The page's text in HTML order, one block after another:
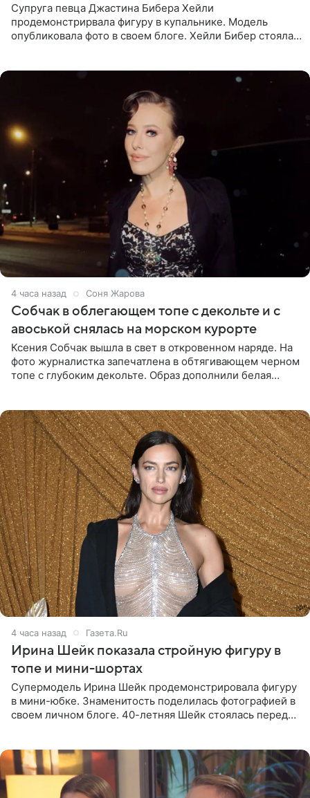
Супруга певца Джастина Бибера Хейли
продемонстрирвала фигуру в купальнике. Модель
опубликовала фото в своем блоге. Хейли Бибер стояла
4 часа назад Соня Жарова
Собчак в облегающем топе с декольте и с
авоськой снялась на морском курорте
Ксения Собчак вышла в свет в откровенном наряде. На
фото журналистка запечатлена в обтягивающем черном
топе с глубоким декольте. Образ дополнили белая
4 часа назад Газета.Ru
Ирина Шейк показала стройную фигуру в
топе и мини-шортах
Супермодель Ирина Шейк продемонстрировала фигуру
в мини-юбке. Знаменитость поделилась фотографией в
своем личном блоге. 40-летняя Шейк стоялась перед